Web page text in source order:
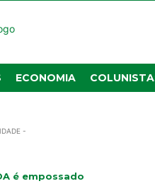
ECONOMIA
-
é empossado